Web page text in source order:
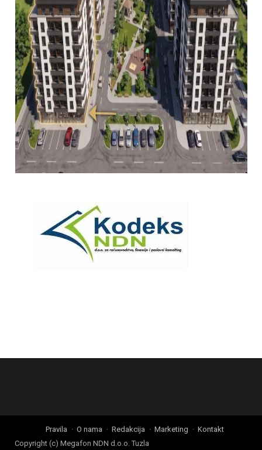
Pravila O nama Redakcija Marketing
Kontakt
Copyright (c) Megafon NDN d.o.o. Tuzla